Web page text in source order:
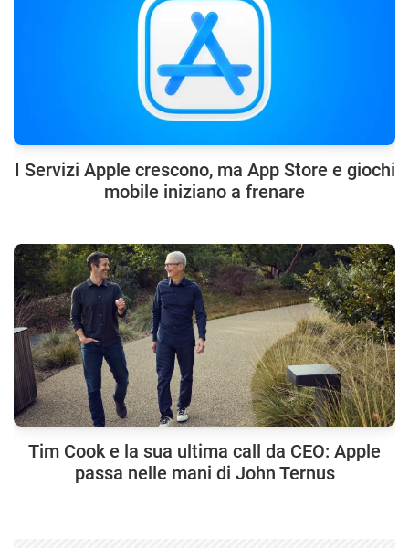
I Servizi Apple crescono, ma App Store e giochi
mobile iniziano a frenare
Tim Cook e la sua ultima call da CEO: Apple
passa nelle mani di John Ternus